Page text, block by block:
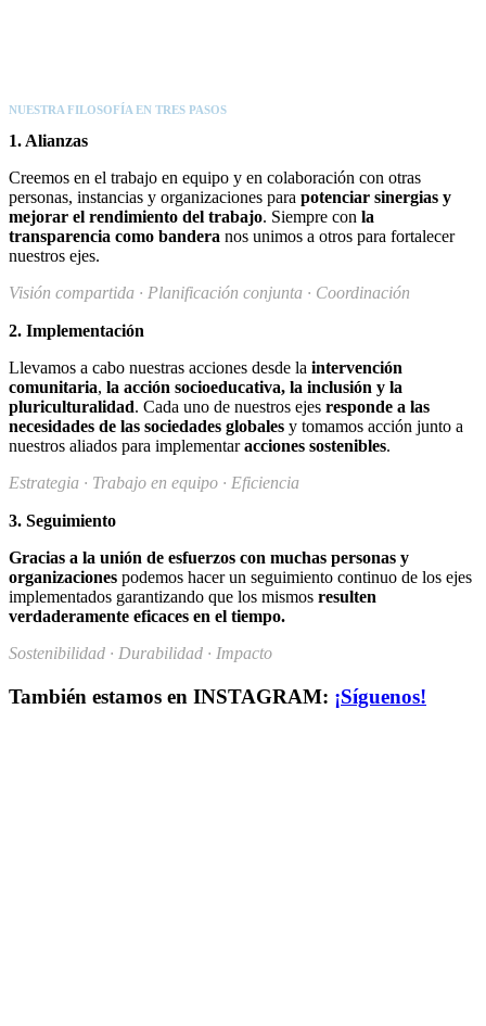
NUESTRA FILOSOFÍA EN TRES PASOS
1. Alianzas
Creemos en el trabajo en equipo y en colaboración con otras
personas, instancias y organizaciones para potenciar sinergias y
mejorar el rendimiento del trabajo. Siempre con la
transparencia como bandera nos unimos a otros para fortalecer
nuestros ejes.
Visión compartida · Planificación conjunta · Coordinación
2. Implementación
Llevamos a cabo nuestras acciones desde la intervención
comunitaria, la acción socioeducativa, la inclusión y la
pluriculturalidad. Cada uno de nuestros ejes responde a las
necesidades de las sociedades globales y tomamos acción junto a
nuestros aliados para implementaracciones sostenibles.
Estrategia · Trabajo en equipo · Eficiencia
3. Seguimiento
Gracias a la unión de esfuerzos con muchas personas y
organizaciones podemos hacer un seguimiento continuo de los ejes
implementados garantizando que los mismos resulten
verdaderamente eficaces en el tiempo.
Sostenibilidad · Durabilidad · Impacto
También estamos en INSTAGRAM: ¡Síguenos!